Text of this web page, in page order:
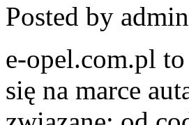
Posted by admin
e-opel.com.pl
się na marce